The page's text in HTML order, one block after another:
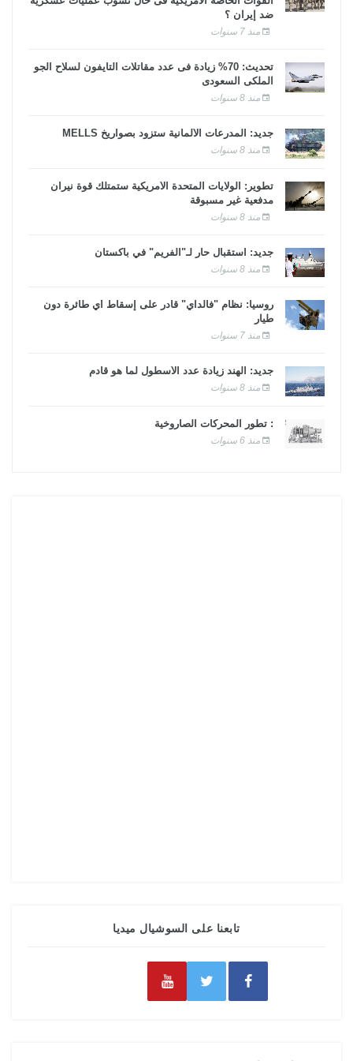
ضد إيران ؟
منذ 7 سنوات
تحديث: 70% زيادة فى عدد مقاتلات التايفون لسلاح الجو
الملكى السعودى
منذ 8 سنوات
جديد: المدرعات الألمانية ستزود بصواريخ MELLS
منذ 8 سنوات
تطوير: الولايات المتحدة الأمريكية ستمتلك قوة نيران
مدفعية غير مسبوقة
منذ 8 سنوات
جديد: استقبال حار لـ"الفريم" في باكستان
منذ 8 سنوات
روسيا: نظام "فالداي" قادر على إسقاط أي طائرة دون
طيار
منذ 7 سنوات
جديد: الهند زيادة عدد الأسطول لما هو قادم
منذ 8 سنوات
: تطور المحركات الصاروخية
منذ 6 سنوات
تابعنا على السوشيال ميديا